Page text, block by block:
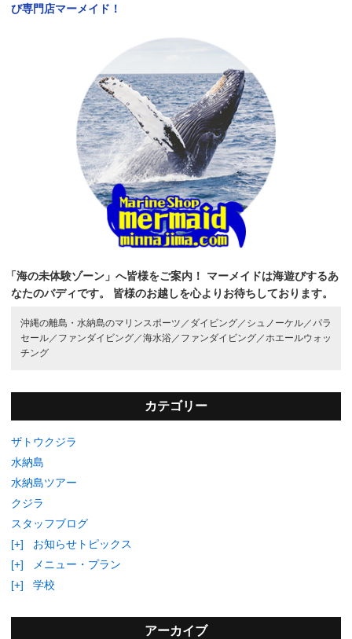
び専門店マーメイド！
「海の未体験ゾーン」へ皆様をご案内！
マーメイドは海遊びするあ
なたのバディです。
皆様のお越しを心よりお待ちしております。
沖縄の離島・水納島のマリンスポーツ／ ダイビング／ シュノーケル／パラ
セール／ ファンダイビング／海水浴／ ファンダイビング／ホエールウォッ
チング
カテゴリー
ザトウクジラ
水納島
水納島ツアー
クジラ
スタッフブログ
[+]
お知らせトピックス
[+]
メニュー・プラン
[+]
学校
アーカイブ